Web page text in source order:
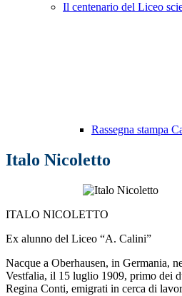
Il centenario del Liceo
Rassegna stampa
Italo Nicoletto
ITALO NICOLETTO
Ex alunno del Liceo “A. Calini”
Nacque a Oberhausen, in Germania,
Vestfalia, il 15 luglio 1909, primo dei
Regina Conti, emigrati in cerca di